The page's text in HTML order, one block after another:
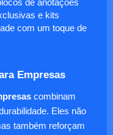
de anotações
e kits
com um toque de
Empresas
combinam
Eles não
também reforçam